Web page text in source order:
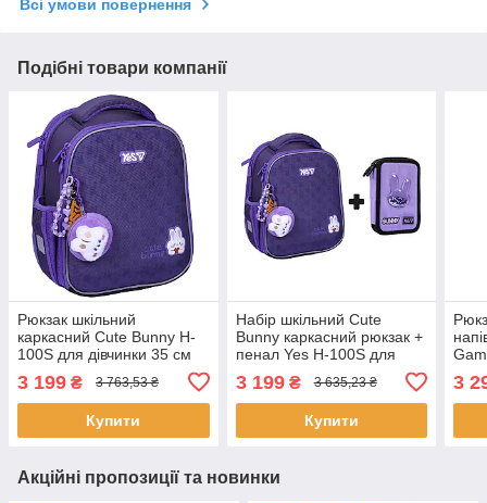
Всі умови повернення
Подібні товари компанії
Рюкзак шкільний
каркасний Cute Bunny H-
100S для дівчинки 35 см
3 199 ₴ 3 763,53 ₴
Купити
Набір шкільний Cute
Bunny каркасний рюкзак +
пенал Yes H-100S для
3 199₴ 3 635,23 ₴
Купити
3
Акційні пропозиції та новинки